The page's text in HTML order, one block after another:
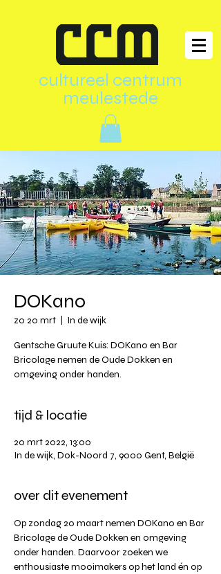
cultureel centrum
meulestede
DOKano
zo 20 mrt In de wijk
Gentsche Gruute Kuis: DOKano en Bar
Bricolage nemen de Oude Dokken en
omgeving onder handen.
tijd & locatie
20 mrt 2022, 13:00
In de wijk, Dok-Noord 7, 9000 Gent, België
over dit evenement
Op zondag 20 maart nemen DOKano en Bar
Bricolage de Oude Dokken en omgeving
onder handen. Daarvoor zoeken we
enthousiaste mooimakers op het land én op